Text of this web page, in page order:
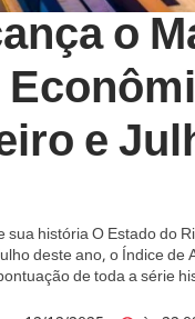
o
e
história O Estado do
deste ano, o Índice de
de toda a série